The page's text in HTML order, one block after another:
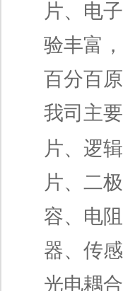
片、电
验丰富
百分百
我司主
片、逻
片、二
容、电
器、传
光电耦